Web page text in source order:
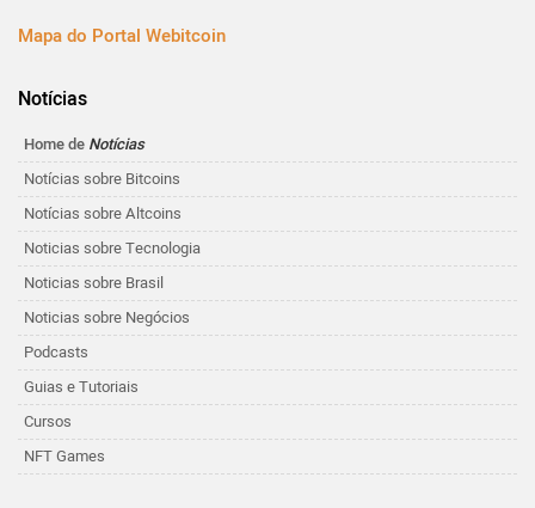
Mapa do Portal Webitcoin
Notícias
Home de Notícias
Notícias sobre Bitcoins
Notícias sobre Altcoins
Noticias sobre Tecnologia
Noticias sobre Brasil
Noticias sobre Negócios
Podcasts
Guias e Tutoriais
Cursos
NFT Games